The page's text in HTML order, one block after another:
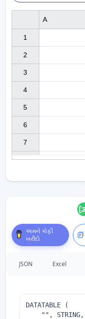
1
2
3
4
5
6
7
A
અમને કોફી
ખરીદો
JSON Excel